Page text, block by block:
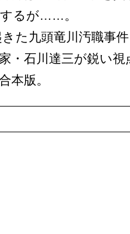
るが……。
た九頭竜川汚職事
・石川達三が鋭い
本版。